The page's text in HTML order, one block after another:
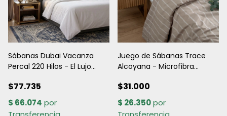
Sábanas Dubai Vacanza
Percal 220 Hilos - El Lujo
(Todas las medidas)
$77.735
Juego de Sábanas Trace
Alcoyana - Microfibra
$31.000